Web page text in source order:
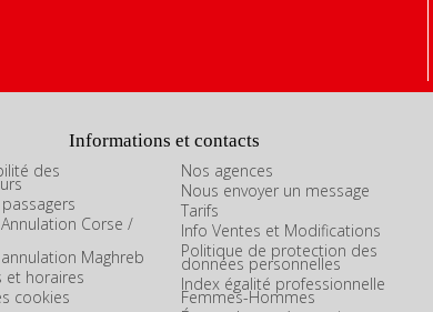
Informations et contacts
des
Corse /
Maghreb
et horaires
cookies
Nos agences
Nous envoyer un message
Tarifs
Info Ventes et Modifications
Politique de protection des
données personnelles
Index égalité professionnelle
Femmes-Hommes